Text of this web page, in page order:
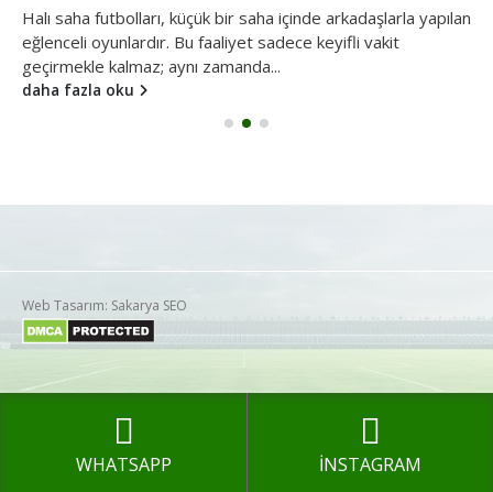
Halı saha futbolları, küçük bir saha içinde arkadaşlarla yapılan
eğlenceli oyunlardır. Bu faaliyet sadece keyifli vakit
geçirmekle kalmaz; aynı zamanda...
daha fazla oku
Web Tasarım: Sakarya SEO
WHATSAPP İNSTAGRAM